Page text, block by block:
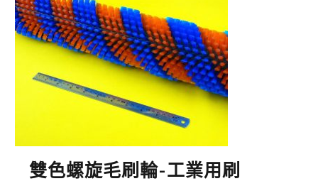
雙色螺旋毛刷輪-工業用刷